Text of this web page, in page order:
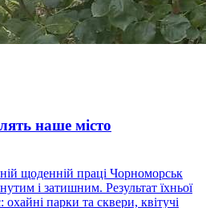
наше місто
щоденній праці Чорноморськ
і затишним. Результат їхньої
парки та сквери, квітучі